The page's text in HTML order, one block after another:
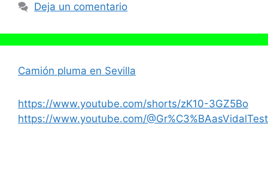
Deja un comentario
Camión pluma en Sevilla
https://www.youtube.com/shorts/zK10-3GZ5Bo
https://www.youtube.com/